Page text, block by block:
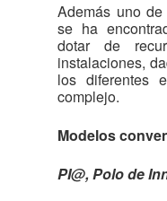
Además uno
se ha
dotar de
instalaciones,
los diferentes
complejo.
Modelos
PI@, Polo de